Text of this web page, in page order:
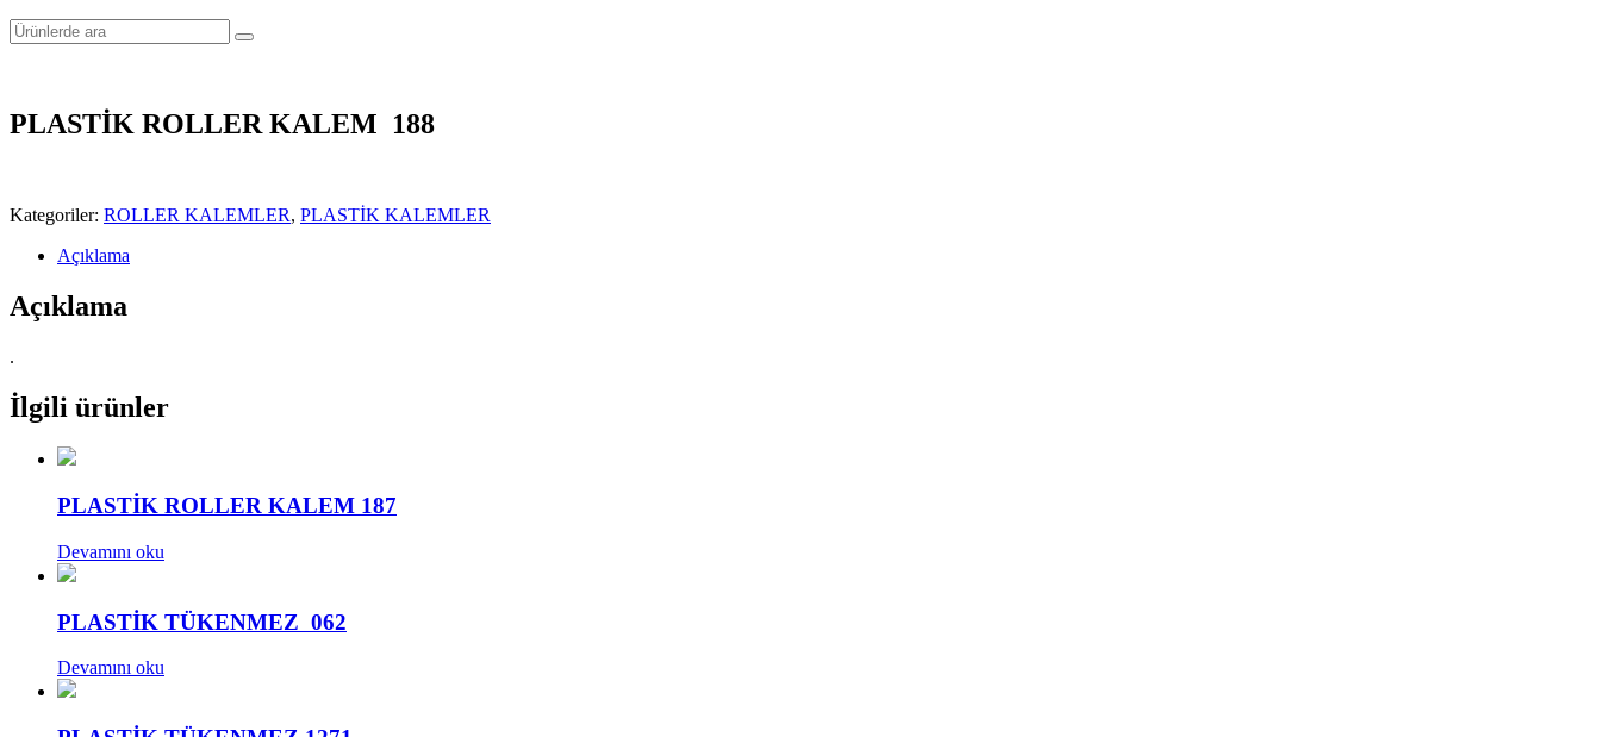
PLASTİK ROLLER KALEM 188
Kategoriler: ROLLER KALEMLER, PLASTİK KALEMLER
Açıklama
Açıklama
.
İlgili ürünler
PLASTİK ROLLER KALEM 187
Devamını oku
PLASTİK TÜKENMEZ 062
Devamını oku